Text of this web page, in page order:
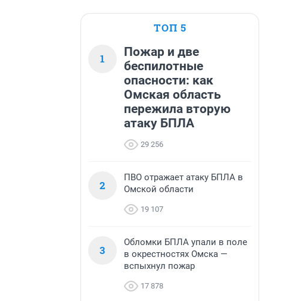
ТОП 5
1
Пожар и две
беспилотные
опасности: как
Омская область
пережила вторую
атаку БПЛА
29 256
2
ПВО отражает атаку БПЛА в
Омской области
19 107
3
Обломки БПЛА упали в поле
в окрестностях Омска —
вспыхнул пожар
17 878